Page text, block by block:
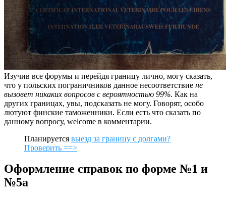
Изучив все форумы и перейдя границу лично, могу сказать,
что у польских пограничников данное несоответствие не
вызовет никаких вопросов с вероятностью 99%. Как на
других границах, увы, подсказать не могу. Говорят, особо
лютуют финские таможенники. Если есть что сказать по
данному вопросу, welcome в комментарии.
Планируется выезд за границу с долгами?
Проверить ==>
Оформление справок по форме №1 и
№5а